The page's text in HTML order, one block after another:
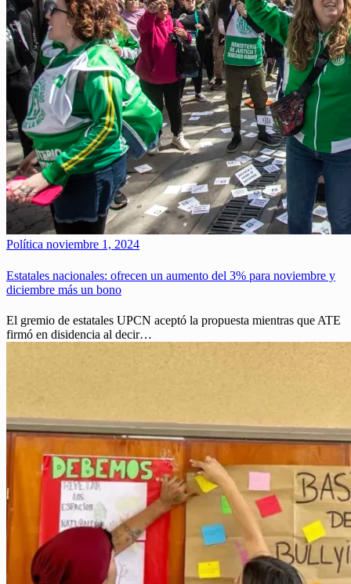
Política noviembre 1, 2024
Estatales nacionales: ofrecen un aumento del 3% para noviembre y
diciembre más un bono
El gremio de estatales UPCN aceptó la propuesta mientras que ATE
firmó en disidencia al decir…